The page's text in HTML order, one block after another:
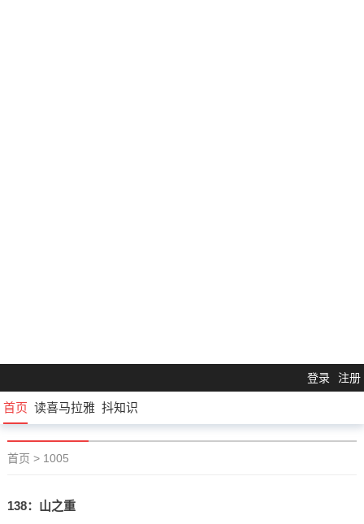
登录 注册
首页 读喜马拉雅 抖知识
首页 > 1005
138：山之重